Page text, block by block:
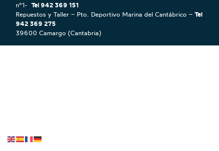
nº1- Tel 942 369 151
Repuestos y Taller – Pto. Deportivo Marina del Cantábrico – Tel
942 369 275
39600 Camargo (Cantabria)